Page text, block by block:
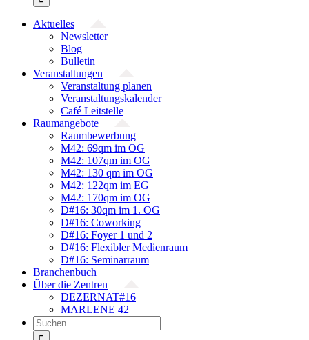
Aktuelles
Newsletter
Blog
Bulletin
Veranstaltungen
Veranstaltung planen
Veranstaltungskalender
Café Leitstelle
Raumangebote
Raumbewerbung
M42: 69qm im OG
M42: 107qm im OG
M42: 130 qm im OG
M42: 122qm im EG
M42: 170qm im OG
D#16: 30qm im 1. OG
D#16: Coworking
D#16: Foyer 1 und 2
D#16: Flexibler Medienraum
D#16: Seminarraum
Branchenbuch
Über die Zentren
DEZERNAT#16
MARLENE 42
Suche
nach: